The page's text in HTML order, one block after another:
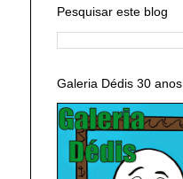
Pesquisar este blog
Galeria Dédis 30 anos